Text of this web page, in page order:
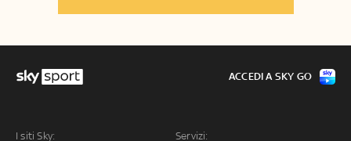
I siti Sky: Servizi:
ACCEDI A SKY GO